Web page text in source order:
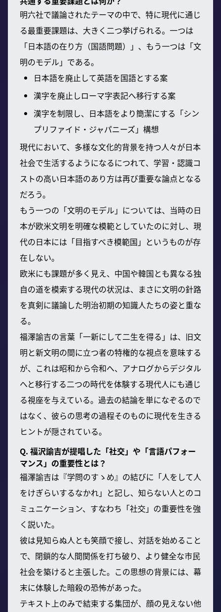
明六社で議論されたテーマの中で、特に現代に通じ
る最重要課題は、大きく二つ挙げられる。一つは
「日本語の在り方（国語問題）」、もう一つは「文
明のモデル」である。
日本語を廃止して英語を国語とする案
漢字を廃止しローマ字表記へ移行する案
漢字を制限し、日本語をより簡潔にする「シン
プリファイド・ジャパニーズ」構想
現代において、多様な文化的背景を持つ人々が日本
社会で生活するようになるにつれて、学習・認識コ
ストの高い日本語のあり方は再び重要な論点となる
だろう。
もう一つの「文明のモデル」については、当時の日
本が欧米文明を明確な模範としていたのに対し、現
代の日本には「目指すべき模範国」というものが存
在しない。
欧米にも課題が多く見え、中国や韓国とも異なる独
自の道を模索する現代の状況は、まさに文明の針路
を真剣に議論した明治初期の知識人たちの姿と重な
る。
福澤諭吉の言葉「一新にして二生を得る」は、旧文
明と新文明の間に立つ者の特権的な視点を意味する
が、これは昭和から令和へ、アナログからデジタル
へと移行する二つの時代を体験する現代人にも通じ
る視座を与えている。過去の結論を単になぞるので
はなく、彼らの思考の過程そのものに現代を生きる
ヒントが隠されている。
Q. 福沢諭吉が提唱した「社交」や「言語パフォー
マンス」の重要性とは？
福澤諭吉は『学問のすゝめ』の結びに「人をして人
をけぎらいするなかれ」と記し、知らない人とのコ
ミュニケーション、すなわち「社交」の重要性を強
く説いた。
彼は見知らぬ人とも笑顔で接し、対話を始めること
で、閉鎖的な人間関係を打ち破り、より健全な市民
社会を築けると主張した。この思想の背景には、幕
末に体験した暗殺の恐怖があった。
テキスト上のみで結束する集団が、顔の見えない他